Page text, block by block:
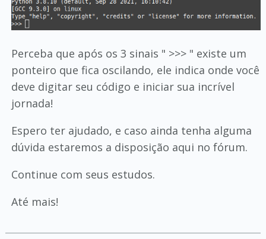
Perceba que após os 3 sinais " >>> " existe um
ponteiro que fica oscilando, ele indica onde você
deve digitar seu código e iniciar sua incrível
jornada!
Espero ter ajudado, e caso ainda tenha alguma
dúvida estaremos a disposição aqui no fórum.
Continue com seus estudos.
Até mais!